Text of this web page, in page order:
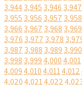
3,9443,945 3,946 3,947
3,955 3,956 3,957 3,958
3,966 3,967 3,968 3,969
3,976 3,977 3,978
3,987 3,988 3,989 3,990
3,998 3,9994,0004,001
4,0094,0104,0114,012
4,0204,0214,022